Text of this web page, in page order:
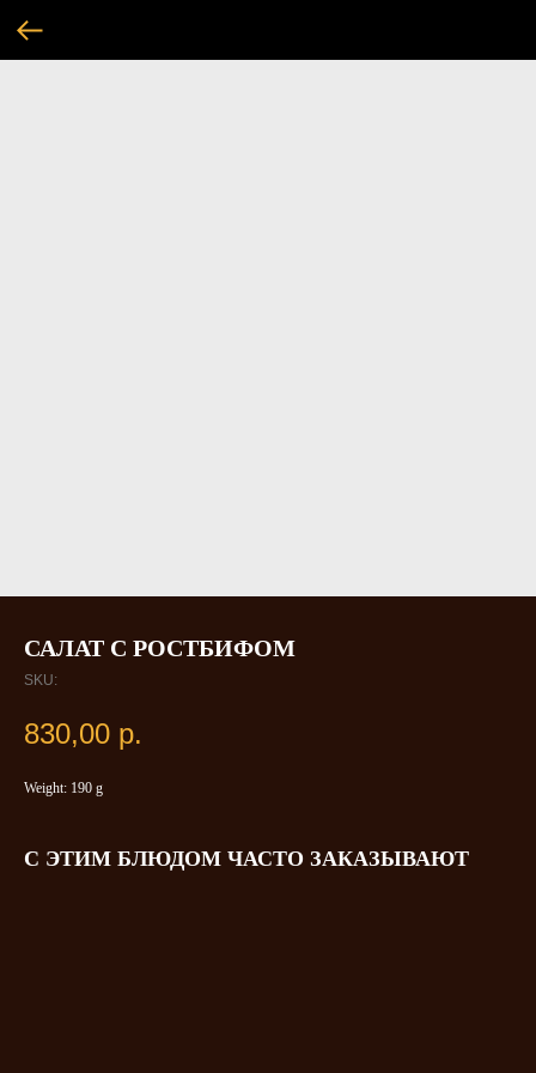
САЛАТ С РОСТБИФОМ
SKU:
830,00 р.
Weight: 190 g
С ЭТИМ БЛЮДОМ ЧАСТО ЗАКАЗЫВАЮТ